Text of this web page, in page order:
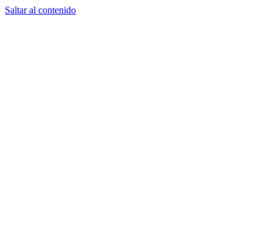
Saltar al contenido